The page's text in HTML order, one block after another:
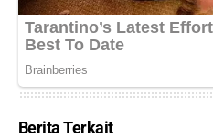
Berita Terkait